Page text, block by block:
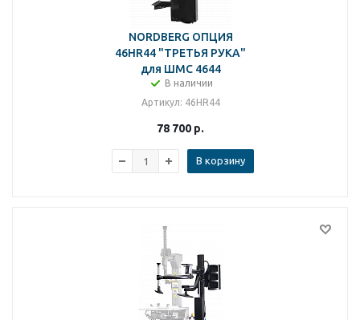
NORDBERG ОПЦИЯ
46HR44 "ТРЕТЬЯ РУКА"
для ШМС 4644
В наличии
Артикул: 46HR44
78 700 р.
В корзину